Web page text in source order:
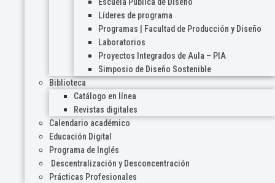
Escuela Pública de Diseño
Líderes de programa
Programas | Facultad de Producción y Diseño
Laboratorios
Proyectos Integrados de Aula – PIA
Simposio de Diseño Sostenible
Biblioteca
Catálogo en línea
Revistas digitales
Calendario académico
Educación Digital
Programa de Inglés
Descentralización y Desconcentración
Prácticas Profesionales